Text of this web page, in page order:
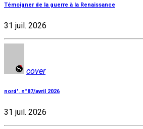
Témoigner de la guerre à la Renaissance
31 juil. 2026
cover
nord', n°87/avril 2026
31 juil. 2026